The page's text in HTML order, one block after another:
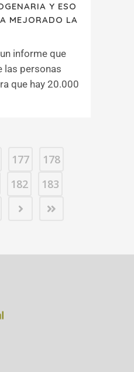
Y ESO
MEJORADO LA
informe que
las personas
que hay 20.000
177
178
182
183